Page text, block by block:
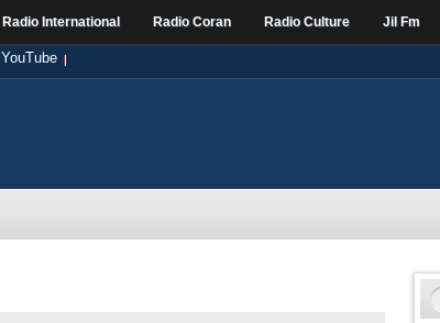
Radio International Radio Coran Radio Culture Jil Fm
YouTube